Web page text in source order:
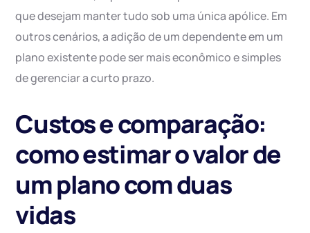
que desejam manter tudo sob uma única apólice. Em
outros cenários, a adição de um dependente em um
plano existente pode ser mais econômico e simples
de gerenciar a curto prazo.
Custos e comparação:
como estimar o valor de
um plano com duas
vidas